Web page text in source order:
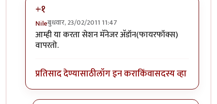
+१
Nileबुधवार, 23/02/2011 11:47
In reply toअर्धवट राहिलेले लेखनbyचिंतातुर जंतू
आम्ही या करता सेशन मॅनेजर अ‍ॅडॉन(फायरफॉक्स)
वापरतो.
प्रतिसाद देण्यासाठीलॉग इन कराकिंवासदस्य व्हा